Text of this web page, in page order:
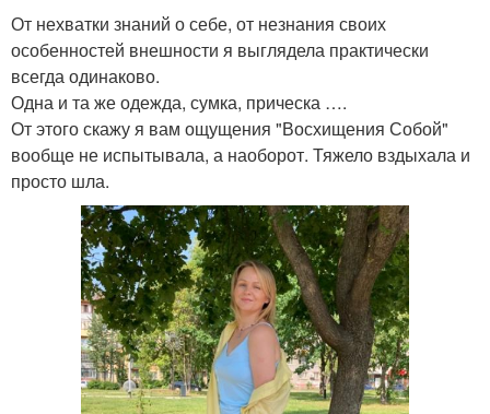
От нехватки знаний о себе, от незнания своих
особенностей внешности я выглядела практически
всегда одинаково.
Одна и та же одежда, сумка, прическа ….
От этого скажу я вам ощущения "Восхищения Собой"
вообще не испытывала, а наоборот. Тяжело вздыхала и
просто шла.